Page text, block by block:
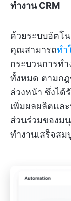
ทำงาน CRM
ด้วยระบบอัตโ
คุณสามารถทำ
กระบวนการทำ
ทั้งหมด ตามกฎ
ล่วงหน้า ซึ่งได้
เพิ่มผลผลิตแล
ส่วนร่วมของม
ทำงานเสร็จส